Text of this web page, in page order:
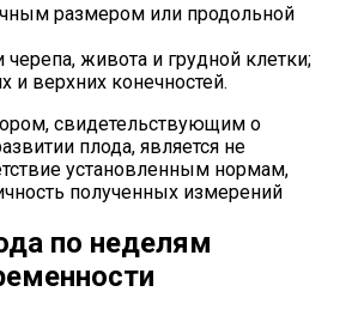
размером или продольной
живота и грудной клетки;
и верхних конечностей.
свидетельствующим о
плода, является не
установленным нормам,
полученных измерений
по неделям